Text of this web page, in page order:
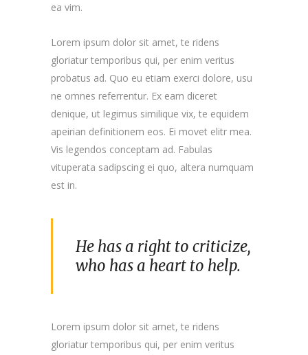
ea vim.
Lorem ipsum dolor sit amet, te ridens
gloriatur temporibus qui, per enim veritus
probatus ad. Quo eu etiam exerci dolore, usu
ne omnes referrentur. Ex eam diceret
denique, ut legimus similique vix, te equidem
apeirian definitionem eos. Ei movet elitr mea.
Vis legendos conceptam ad. Fabulas
vituperata sadipscing ei quo, altera numquam
est in.
He has a right to criticize,
who has a heart to help.
Lorem ipsum dolor sit amet, te ridens
gloriatur temporibus qui, per enim veritus